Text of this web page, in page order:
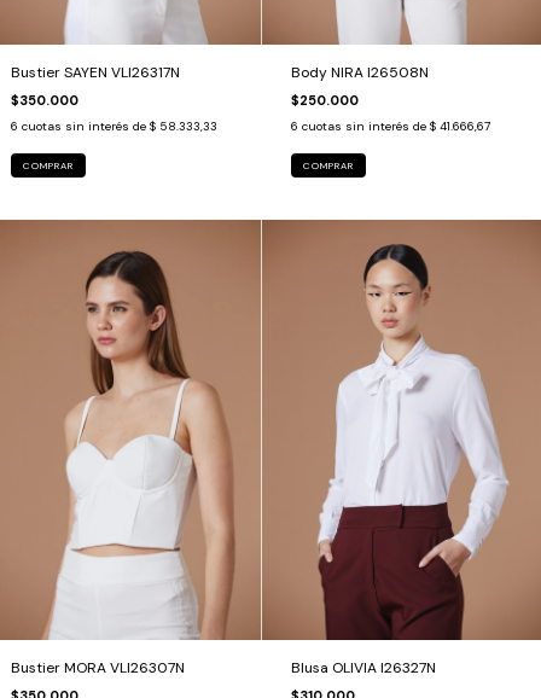
Bustier SAYEN VLI26317N
$350.000
6 cuotas sin interés de $ 58.333,33
COMPRAR
Body NIRA I26508N
$250.000
6 cuotas sin interés de $ 41.666,67
COMPRAR
Bustier MORA VLI26307N Blusa OLIVIA I26327N